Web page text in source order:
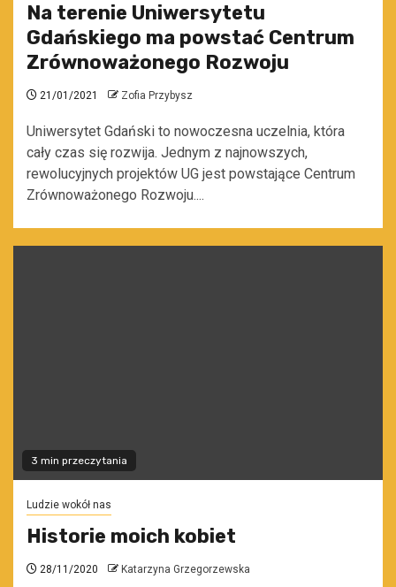
Na terenie Uniwersytetu
Gdańskiego ma powstać Centrum
Zrównoważonego Rozwoju
21/01/2021 Zofia Przybysz
Uniwersytet Gdański to nowoczesna uczelnia, która
cały czas się rozwija. Jednym z najnowszych,
rewolucyjnych projektów UG jest powstające Centrum
Zrównoważonego Rozwoju....
3 min przeczytania
Ludzie wokół nas
Historie moich kobiet
28/11/2020 Katarzyna Grzegorzewska